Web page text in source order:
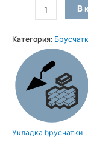
Количество
товара
Брусчатка
галтованная
из
Покостовского
гранита
(25×12×5
В
Категория:
Укладка брусчатки